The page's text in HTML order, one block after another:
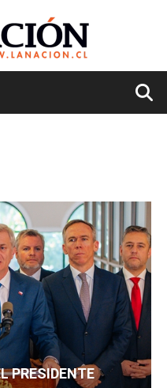
PRESIDENTE